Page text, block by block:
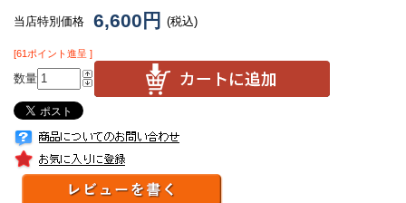
当店特別価格 6,600円 (税込)
[61ポイント進呈 ]
数量